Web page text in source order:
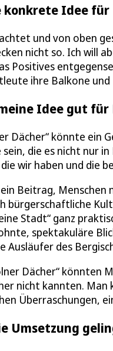
konkrete Idee für
und von oben
nicht so. Ich will
Positives
ihre Balkone
Idee gut für
Dächer“ könnte
sein, die es nicht nur
wir haben und die
Beitrag,
bürgerschaftliche
Stadt“ ganz
spektakuläre
Ausläufer des
Dächer“ könnten
nicht kannten.
Überraschungen,
Umsetzung